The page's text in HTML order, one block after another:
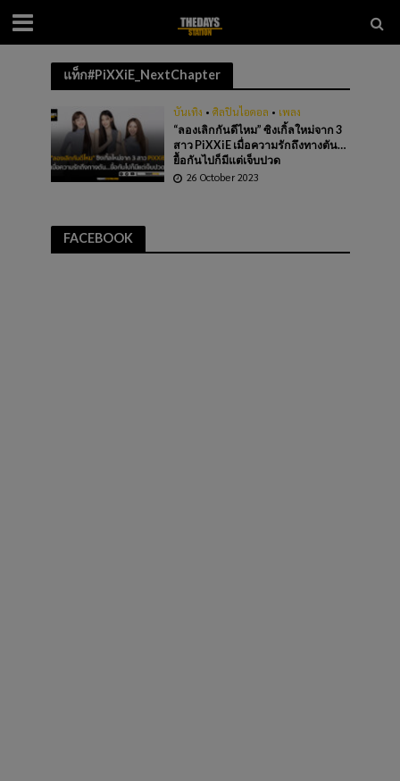
แท็ก#PiXXiE_NextChapter
บันเทิง • ศิลปินไอดอล • เพลง
“ลองเลิกกันดีไหม” ซิงเกิ้ลใหม่จาก 3
สาว PiXXiE เมื่อความรักถึงทางตัน…
ยื้อกันไปก็มีแต่เจ็บปวด
26 October 2023
FACEBOOK